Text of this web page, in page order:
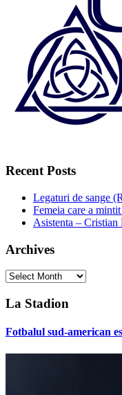
Recent Posts
Legaturi de sange
Femeia care a
Asistenta – Cristian
Archives
Archives
La Stadion
Fotbalul sud-american